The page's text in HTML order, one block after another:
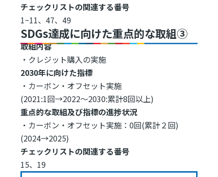
チェックリストの関連する番号
1~11、47、49
SDGs達成に向けた重点的な取組③
取組内容
・クレジット購入の実施
2030年に向けた指標
・カーボン・オフセット実施
(2021:1回→2022～2030:累計8回以上)
重点的な取組及び指標の進捗状況
・カーボン・オフセット実施：0回(累計２回)
(2024→2025)
チェックリストの関連する番号
15、19